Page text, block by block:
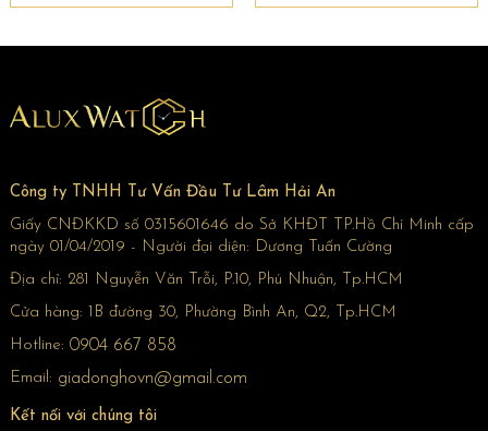
Công ty TNHH Tư Vấn Đầu Tư Lâm Hải An
Giấy CNĐKKD số 0315601646 do Sở KHĐT TP.Hồ Chí Minh cấp
ngày 01/04/2019 - Người đại diện: Dương Tuấn Cường
Địa chỉ: 281 Nguyễn Văn Trỗi, P.10, Phú Nhuận, Tp.HCM
Cửa hàng: 1B đường 30, Phường Bình An, Q2, Tp.HCM
Hotline: 0904 667 858
Email: giadonghovn@gmail.com
Kết nối với chúng tôi